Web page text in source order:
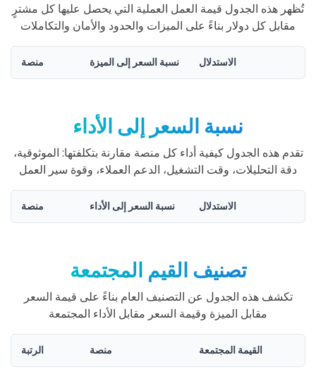
تُظهر هذه الجدول قيمة العمل العملية التي يحصل عليها كل مشترٍ
مقابل كل دولار بناءً على الميزات والحدود والأمان والتكاملات
منصة نسبة السعر إلى الميزة الاستدلال
نسبة السعر إلى الأداء
تقدم هذه الجدول كيفية أداء كل منصة مقارنة بتكلفتها: الموثوقية،
دقة التحليلات، وقت التشغيل، الدعم العملاء، وقوة سير العمل
منصة نسبة السعر إلى الأداء الاستدلال
تصنيف القيم المجتمعة
تكشف هذه الجدول عن التصنيف العام بناءً على قيمة السعر
مقابل الميزة وقيمة السعر مقابل الأداء المجتمعة
الرتبة منصة القيمة المجتمعة